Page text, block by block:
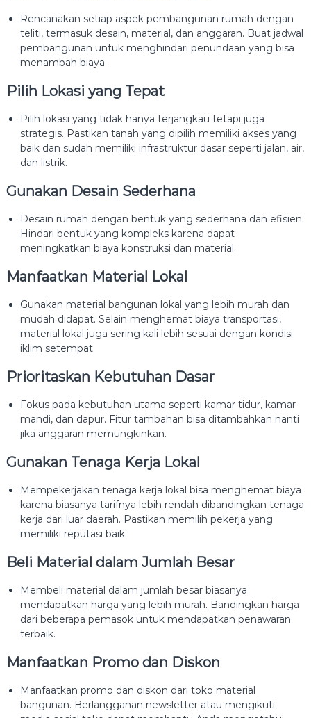
Rencanakan setiap aspek pembangunan rumah dengan
teliti, termasuk desain, material, dan anggaran. Buat jadwal
pembangunan untuk menghindari penundaan yang bisa
menambah biaya.
Pilih Lokasi yang Tepat
Pilih lokasi yang tidak hanya terjangkau tetapi juga
strategis. Pastikan tanah yang dipilih memiliki akses yang
baik dan sudah memiliki infrastruktur dasar seperti jalan, air,
dan listrik.
Gunakan Desain Sederhana
Desain rumah dengan bentuk yang sederhana dan efisien.
Hindari bentuk yang kompleks karena dapat
meningkatkan biaya konstruksi dan material.
Manfaatkan Material Lokal
Gunakan material bangunan lokal yang lebih murah dan
mudah didapat. Selain menghemat biaya transportasi,
material lokal juga sering kali lebih sesuai dengan kondisi
iklim setempat.
Prioritaskan Kebutuhan Dasar
Fokus pada kebutuhan utama seperti kamar tidur, kamar
mandi, dan dapur. Fitur tambahan bisa ditambahkan nanti
jika anggaran memungkinkan.
Gunakan Tenaga Kerja Lokal
Mempekerjakan tenaga kerja lokal bisa menghemat biaya
karena biasanya tarifnya lebih rendah dibandingkan tenaga
kerja dari luar daerah. Pastikan memilih pekerja yang
memiliki reputasi baik.
Beli Material dalam Jumlah Besar
Membeli material dalam jumlah besar biasanya
mendapatkan harga yang lebih murah. Bandingkan harga
dari beberapa pemasok untuk mendapatkan penawaran
terbaik.
Manfaatkan Promo dan Diskon
Manfaatkan promo dan diskon dari toko material
bangunan. Berlangganan newsletter atau mengikuti